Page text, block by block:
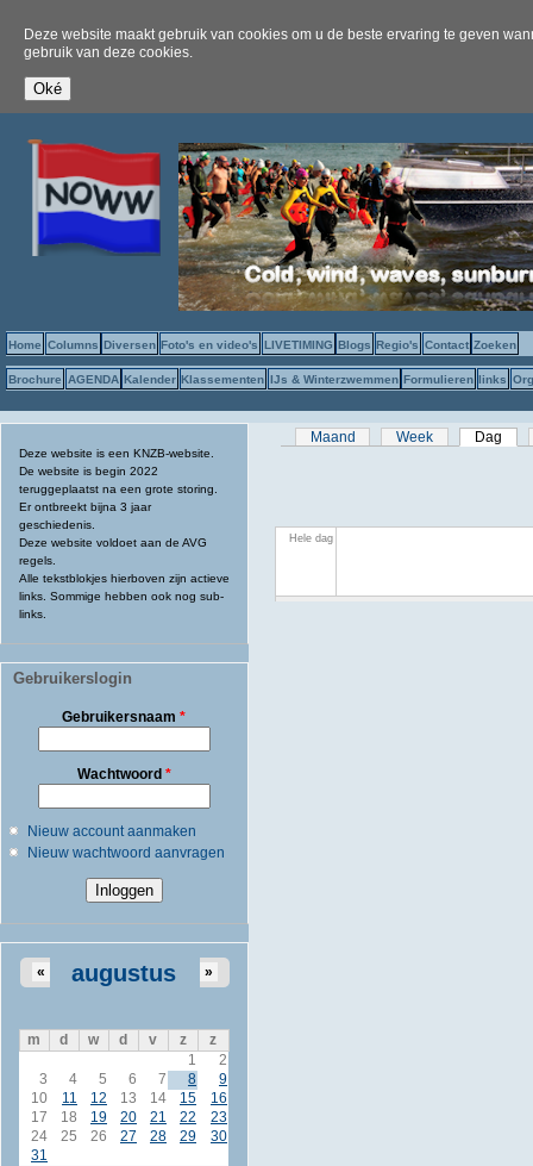
Deze website maakt gebruik van cookies om u de beste ervaring te geven
gebruik van deze cookies.
Home Columns Diversen Foto's en video's LIVETIMING Blogs Regio's Contact Zoeken
Brochure AGENDA Kalender Klassementen IJs & Winterzwemmen Formulieren links
Deze website is een KNZB-website.
De website is begin 2022
teruggeplaatst na een grote storing.
Er ontbreekt bijna 3 jaar
geschiedenis.
Deze website voldoet aan de AVG
regels.
Alle tekstblokjes hierboven zijn actieve
links. Sommige hebben ook nog sub-
links.
Gebruikerslogin
Gebruikersnaam*
Wachtwoord *
Nieuw account aanmaken
Nieuw wachtwoord aanvragen
augustus
« »
m d w d v z
z
1
2
3
4 5 6 7 8
9
10
11 12 13 14 15
16
17
18 19 20 21 22
23
24
25 26 27 28 29
30
31
Primaire tabs
Maand Week Dag
Hele dag